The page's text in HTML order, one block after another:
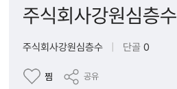
주식회사강원심층수
주식회사강원심층수 단골 0
찜 공유